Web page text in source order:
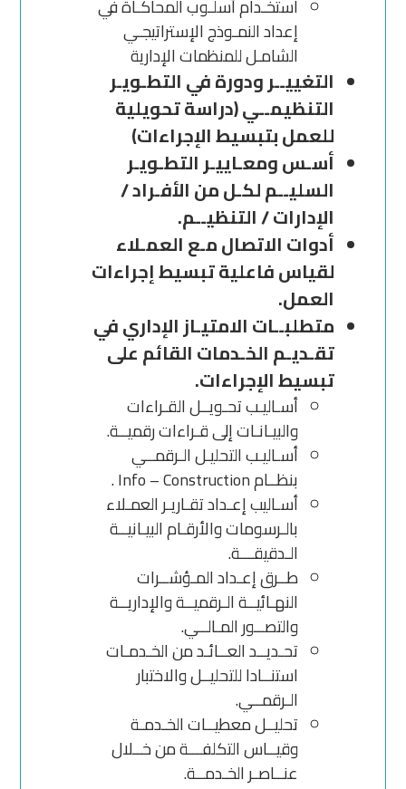
استخـدام أسلـوب المحاكـاة في
إعداد النمـوذج الإستراتيجـي
الشامـل للمنظمات الإدارية
التغييــر ودورة في التطـويـر
التنظيمــي (دراسة تحويلية
للعمل بتبسيط الإجراءات)
أسـس ومعـاييـر التطـويـر
السليــم لكـل من الأفـراد /
الإدارات / التنظيــم.
أدوات الاتصال مـع العمـلاء
لقياس فاعلية تبسيط إجراءات
العمل.
متطلبــات الامتيـاز الإداري في
تقـديـم الخـدمات القائم على
تبسيط الإجراءات.
أسـاليـب تحـويــل القـراءات
والبيـانـات إلى قـراءات رقميــة.
أسـاليـب التحليـل الـرقمــي
بنظــام Info – Construction .
أسـاليب إعـداد تقـاريـر العمـلاء
بالـرسومات والأرقـام البيـانيــة
الـدقيقـــة.
طــرق إعـداد المـؤشــرات
النهـائيــة الـرقميــة والإداريــة
والتصــور المـالــي.
تحـديــد العــائـد من الخـدمـات
استنــادا للتحليــل والاختبار
الـرقمــي.
تحليــل معطيــات الخـدمـة
وقيــاس التكلفـــة من خــلال
عنــاصـر الخـدمــة.